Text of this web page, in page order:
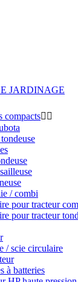
JARDINAGE
compacts 
/ combi
pour tracteur
pour tracteur
/ scie circulaire
à batteries